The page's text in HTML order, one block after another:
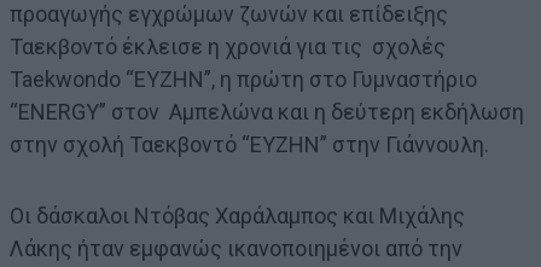
προαγωγής εγχρώμων ζωνών και επίδειξης
Ταεκβοντό έκλεισε η χρονιά για τις σχολές
Taekwondo “ΕΥΖΗΝ”, η πρώτη στο Γυμναστήριο
“ENERGY” στον Αμπελώνα και η δεύτερη εκδήλωση
στην σχολή Ταεκβοντό “ΕΥΖΗΝ” στην Γιάννουλη.
Οι δάσκαλοι Ντόβας Χαράλαμπος και Μιχάλης
Λάκης ήταν εμφανώς ικανοποιημένοι από την